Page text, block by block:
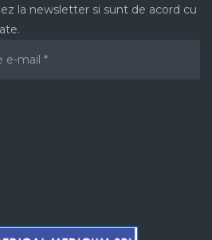
la newsletter si sunt de acord cu